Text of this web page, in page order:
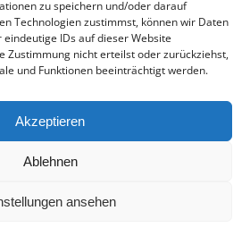
zu speichern und/oder darauf
Technologien zustimmst, können wir Daten
IDs auf dieser Website
Zustimmung nicht erteilst oder zurückziehst,
und Funktionen beeinträchtigt werden.
Akzeptieren
Ablehnen
ansehen
- Hans-Dieter Gerbracht, Medebach-
Düdinghausen
/ DATENSCHUTZ